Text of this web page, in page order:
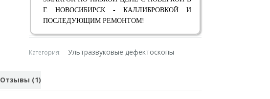
Г. НОВОСИБИРСК - КАЛЛИБРОВКОЙ И
ПОСЛЕДУЮЩИМ РЕМОНТОМ!
Категория: Ультразвуковые дефектоскопы
Отзывы (1)